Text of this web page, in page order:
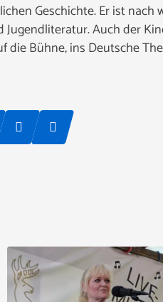
Geschichte. Er ist nach
Auch der
die Bühne, ins Deutsche